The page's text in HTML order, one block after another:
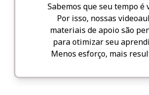
Sabemos que seu tempo é
Por isso, nossas
materiais de apoio são
para otimizar seu
Menos esforço, mais